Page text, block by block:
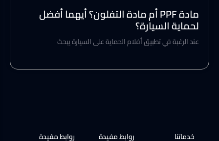
مادة PPF أم مادة التفلون؟ أيهما أفضل
لحماية السيارة؟
عند الرغبة في تطبيق أفلام الحماية على السيارة يبحث
خدماتنا روابط مفيدة روابط مفيدة